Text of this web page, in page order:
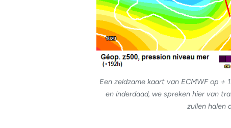
Een zeldzame kaart van ECMWF op +
en inderdaad, we spreken hier van
zullen halen